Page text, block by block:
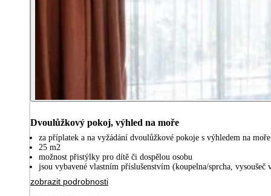
Dvoulůžkový pokoj, výhled na moře
za příplatek a na vyžádání dvoulůžkové pokoje s výhledem na moře
25 m2
možnost přistýlky pro dítě či dospělou osobu
jsou vybavené vlastním příslušenstvím (koupelna/sprcha,
zobrazit podrobnosti